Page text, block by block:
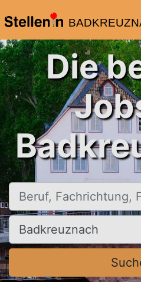
Die
Beruf, Fachrichtung, Firma
Ort, Stadt